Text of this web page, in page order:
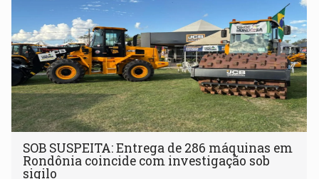
SOB SUSPEITA: Entrega de 286 máquinas em
Rondônia coincide com investigação sob
sigilo